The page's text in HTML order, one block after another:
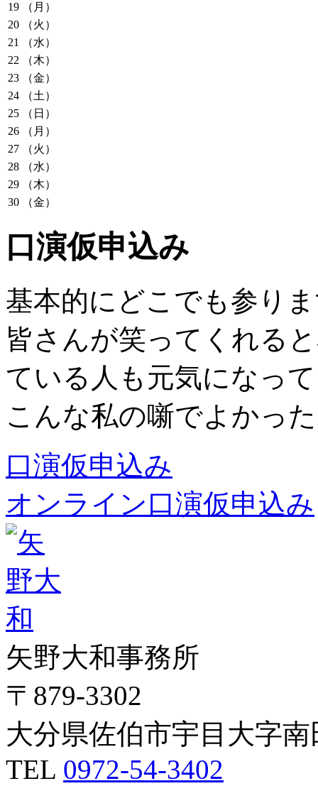
19
（月）
20
（火）
21
（水）
22
（木）
23
（金）
24
（土）
25
（日）
26
（月）
27
（火）
28
（水）
29
（木）
30
（金）
口演仮申込み
基本的にどこでも参り
皆さんが笑ってくれる
ている人も元気になっ
こんな私の噺でよかっ
口演仮申込み
オンライン口演仮申込み
矢野大和事務所
〒879-3302
大分県佐伯市宇目大字南
TEL 0972-54-3402